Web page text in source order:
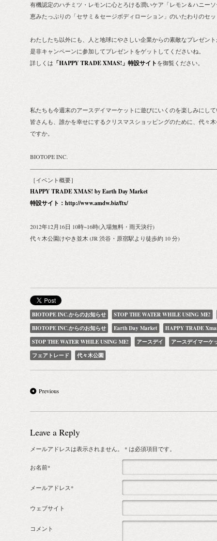
有機認定のハチミツ・レモンに心とろける潤いケア「レモン＆ハニー
恵みたっぷりの「セサミ＆セージボディローション」のいたわりのセ
わたしたち以外にも、人と地球にやさしい企業からの素敵なプレゼン
是非キャンペーンに参加してプレゼントをゲットしてくださいね。
詳しくは 「HAPPY TRADE XMAS!」特設サイトを御覧ください。
私たちも今週末のアースデイマーケットに遊びにいくのを楽しみにし
皆さんも、誰かを幸せにするクリスマスショッピングのために、代々
ですか。
BIOTOPE INC.
［イベント概要］
HAPPY TRADE XMAS! by Earth Day Market
特設サイト：http://www.amdw.biz/ftx/
2012年12月16日 10時~16時(入場無料・雨天決行)
代々木公園けやき並木 (JR 渋谷・原宿駅より徒歩約 10 分)
BIOTOPE INC.からのお知らせ
STOP THE WATER WHILE USING ME!
BIOTOPE INC.からのお知らせ
Earth Day Market
HAPPY TRADE
STOP THE WATER WHILE USING ME!
アースデイ
アースデイマーケ
フェアトレード
代々木公園
Previous
Leave a Reply
メールアドレスは表示されません。 * は必須項目です。
お名前*
メールアドレス*
ウェブサイト
コメント